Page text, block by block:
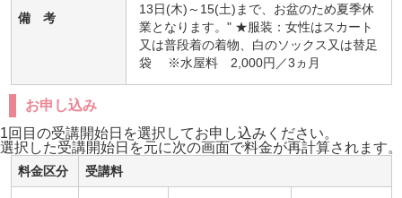
備 考
13日(木)～15(土)まで、お盆のため夏季休
業となります。" ★服装：女性はスカート
又は普段着の着物、白のソックス又は替足
袋 ※水屋料 2,000円／3ヵ月
お申し込み
1回目の受講開始日を選択してお申し込みください。
選択した受講開始日を元に次の画面で料金が再計算されます。
料金区分 受講料